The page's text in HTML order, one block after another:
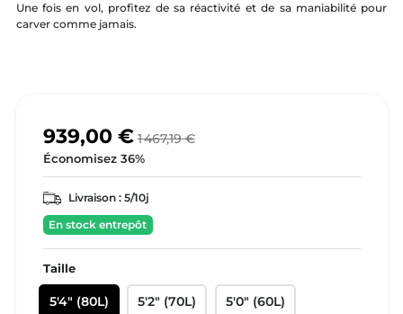
Une fois en vol, profitez de sa réactivité et de sa maniabilité pour
carver comme jamais.
939,00 € 1 467,19 €
Économisez 36%
Livraison : 5/10j
En stock entrepôt
Taille
5'4" (80L) 5'2" (70L) 5'0" (60L)